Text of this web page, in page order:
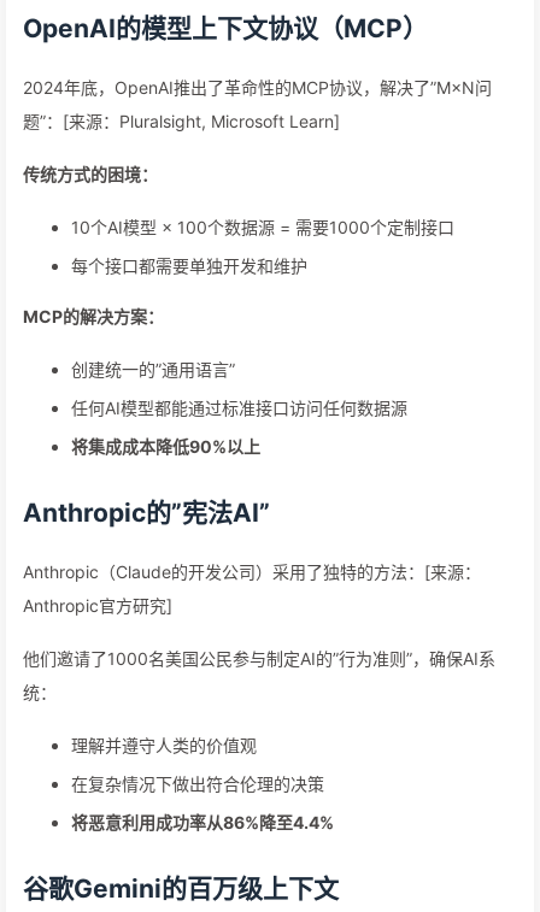
OpenAI的模型上下文协议（MCP）
2024年底，OpenAI推出了革命性的MCP协议，解决了”M×N问
题”：[来源：Pluralsight, Microsoft Learn]
传统方式的困境：
10个AI模型 × 100个数据源 = 需要1000个定制接口
每个接口都需要单独开发和维护
MCP的解决方案：
创建统一的”通用语言”
任何AI模型都能通过标准接口访问任何数据源
将集成成本降低90%以上
Anthropic的”宪法AI”
Anthropic（Claude的开发公司）采用了独特的方法：[来源：
Anthropic官方研究]
他们邀请了1000名美国公民参与制定AI的”行为准则”，确保AI系
统：
理解并遵守人类的价值观
在复杂情况下做出符合伦理的决策
将恶意利用成功率从86%降至4.4%
谷歌Gemini的百万级上下文